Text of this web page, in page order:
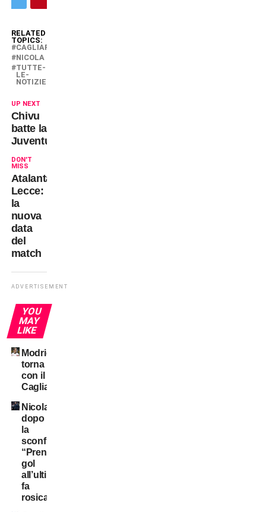
RELATED
TOPICS:
CAGLIARI
NICOLA
TUTTE-
LE-
NOTIZIE
UP NEXT
Chivu
batte la
Juventus
DON'T
MISS
Atalanta-
Lecce:
la
nuova
data
del
match
ADVERTISEMENT
YOU
MAY
LIKE
Modric
torna
con il
Cagliari?
Nicola
dopo
la
sconfitta:
“Prendere
gol
all’ultimo
fa
rosicare”